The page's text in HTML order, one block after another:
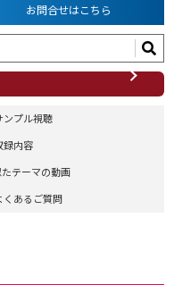
お問合せはこちら
ンプル視聴
録内容
テーマの動画
くあるご質問